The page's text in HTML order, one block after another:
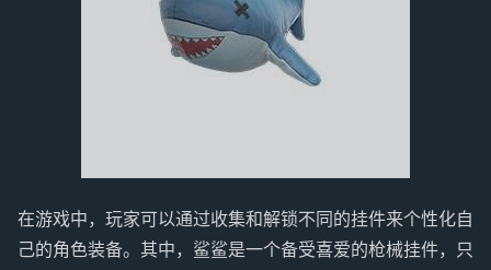
在游戏中，玩家可以通过收集和解锁不同的挂件来个性化自
己的角色装备。其中，鲨鲨是一个备受喜爱的枪械挂件，只